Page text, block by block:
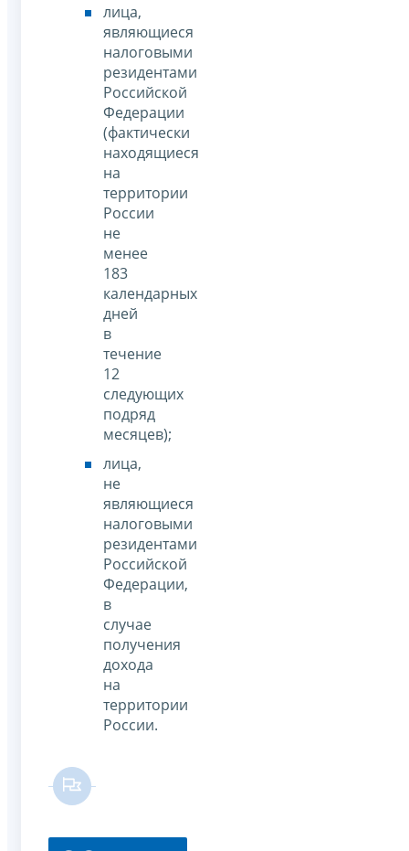
лица,
являющиеся
налоговыми
резидентами
Российской
Федерации
(фактически
находящиеся
на
территории
России
не
менее
183
календарных
дней
в
течение
12
следующих
подряд
месяцев);
лица,
не
являющиеся
налоговыми
резидентами
Российской
Федерации,
в
случае
получения
дохода
на
территории
России.